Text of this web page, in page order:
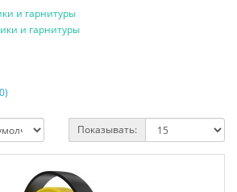
и гарнитуры
и гарнитуры
Показывать: